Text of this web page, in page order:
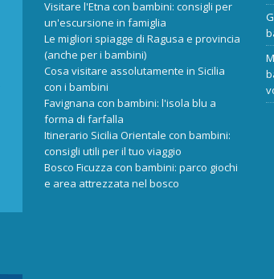
Visitare l'Etna con bambini: consigli per
un'escursione in famiglia
Le migliori spiagge di Ragusa e provincia
(anche per i bambini)
Cosa visitare assolutamente in Sicilia
con i bambini
Favignana con bambini: l'isola blu a
forma di farfalla
Itinerario Sicilia Orientale con bambini:
consigli utili per il tuo viaggio
Bosco Ficuzza con bambini: parco giochi
e area attrezzata nel bosco